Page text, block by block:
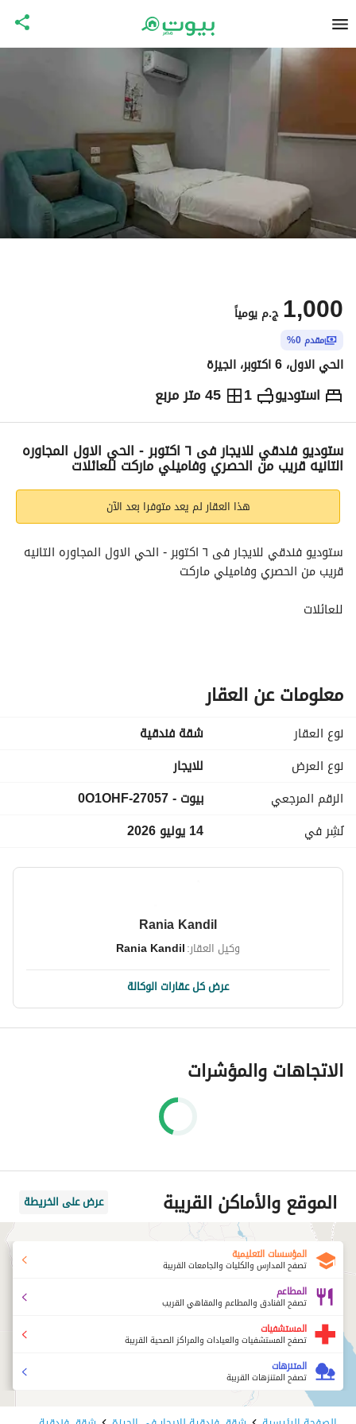
ج.م 1,000 يومياً
مقدم 0%
الحي الاول، 6 اكتوبر، الجيزة
استوديو 1 45 متر مربع ج.م1,000يومياً
الاماكن القريبة ستوديو فندقي للايجار فى ٦ اكتوبر - الحي الاول المجاوره
التانيه قريب من الحصري وفاميلي ماركت للعائلات
هذا العقار لم يعد متوفرا بعد الآن
قريب من الحصري وفاميلي ماركت
للعائلات
معلومات عن العقار
نوع العقار
شقة فندقية
نوع العرض
للايجار
الرقم المرجعي
بيوت - 27057-0O1OHF
نُشِر في
14 يوليو 2026
Rania Kandil
وكيل العقار:Rania Kandil
عرض كل عقارات الوكالة
الاتجاهات والمؤشرات
الموقع والأماكن القريبة عرض على الخريطة
المؤسسات التعليمية
تصفح المدارس والكليات والجامعات القريبة
المطاعم
تصفح الفنادق والمطاعم والمقاهي القريب
المستشفيات
تصفح المستشفيات والعيادات والمراكز الصحية القريبة
المتنزهات
تصفح المتنزهات القريبة